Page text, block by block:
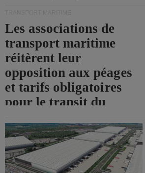
Les associations de
transport maritime
réitèrent leur
opposition aux péages
et tarifs obligatoires
pour le transit du